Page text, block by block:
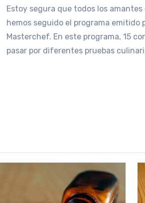
Estoy segura que todos los amantes de la gastronomía
hemos seguido el programa emitido
Masterchef. En este programa, 15
pasar por diferentes pruebas